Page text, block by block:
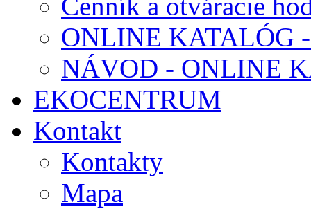
Cenník a otváracie
ONLINE KATALÓG
NÁVOD - ONLINE
EKOCENTRUM
Kontakt
Kontakty
Mapa